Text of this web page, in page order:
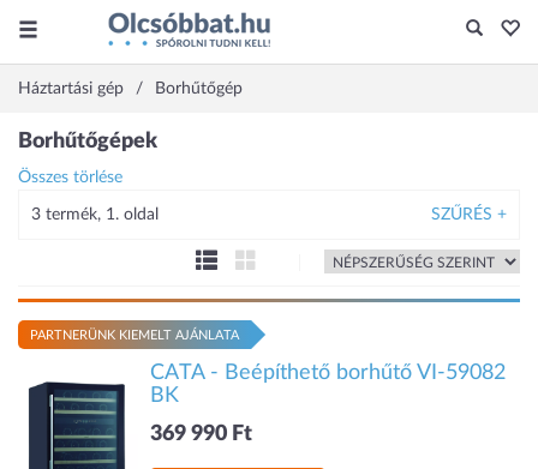
Háztartási gép Borhűtőgép
Borhűtőgépek
Összes törlése
3 termék, 1. oldal SZŰRÉS +
PARTNERÜNK KIEMELT AJÁNLATA
CATA - Beépíthető borhűtő VI-59082
BK
369 990 Ft